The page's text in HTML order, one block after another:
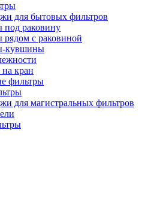
для бытовых фильтров
под раковину
с раковиной
кувшины
кран
фильтры
для магистральных фильтров